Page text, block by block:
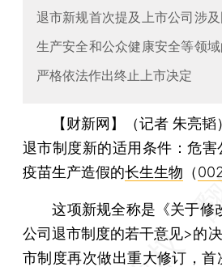
退市新规首次提及上市公司涉
生产安全和公众健康安全等领
严格依法作出终止上市决定
【财新网】（记者 朱亮韬）
退市制度新的适用条件：危
疫苗生产造假的长生生物 （
这项新规全称是《关于修
公司退市制度的若干意见>的
市制度再次做出重大修订，首